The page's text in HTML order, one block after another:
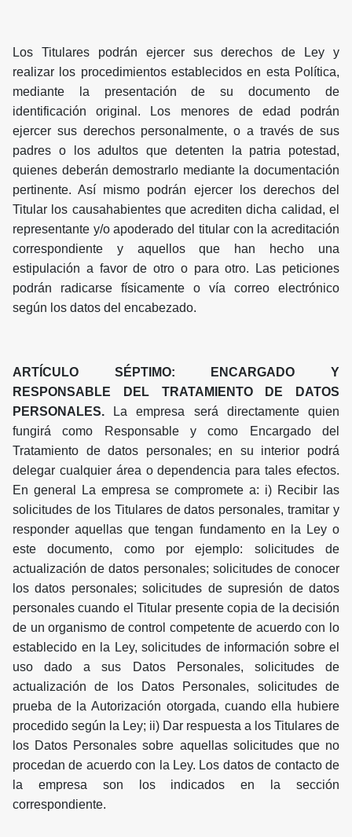
Los Titulares podrán ejercer sus derechos de Ley y
realizar los procedimientos establecidos en esta Política,
mediante la presentación de su documento de
identificación original. Los menores de edad podrán
ejercer sus derechos personalmente, o a través de sus
padres o los adultos que detenten la patria potestad,
quienes deberán demostrarlo mediante la documentación
pertinente. Así mismo podrán ejercer los derechos del
Titular los causahabientes que acrediten dicha calidad, el
representante y/o apoderado del titular con la acreditación
correspondiente y aquellos que han hecho una
estipulación a favor de otro o para otro. Las peticiones
podrán radicarse físicamente o vía correo electrónico
según los datos del encabezado.
ARTÍCULO SÉPTIMO: ENCARGADO Y
RESPONSABLE DEL TRATAMIENTO DE DATOS
PERSONALES. La empresa será directamente quien
fungirá como Responsable y como Encargado del
Tratamiento de datos personales; en su interior podrá
delegar cualquier área o dependencia para tales efectos.
En general La empresa se compromete a: i) Recibir las
solicitudes de los Titulares de datos personales, tramitar y
responder aquellas que tengan fundamento en la Ley o
este documento, como por ejemplo: solicitudes de
actualización de datos personales; solicitudes de conocer
los datos personales; solicitudes de supresión de datos
personales cuando el Titular presente copia de la decisión
de un organismo de control competente de acuerdo con lo
establecido en la Ley, solicitudes de información sobre el
uso dado a sus Datos Personales, solicitudes de
actualización de los Datos Personales, solicitudes de
prueba de la Autorización otorgada, cuando ella hubiere
procedido según la Ley; ii) Dar respuesta a los Titulares de
los Datos Personales sobre aquellas solicitudes que no
procedan de acuerdo con la Ley. Los datos de contacto de
la empresa son los indicados en la sección
correspondiente.